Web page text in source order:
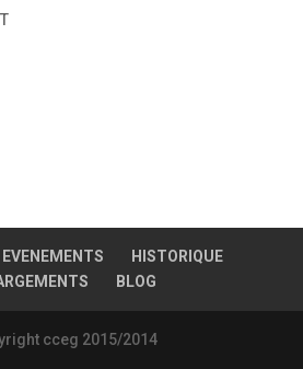
HISTORIQUE
BLOG
cceg 2015/2014